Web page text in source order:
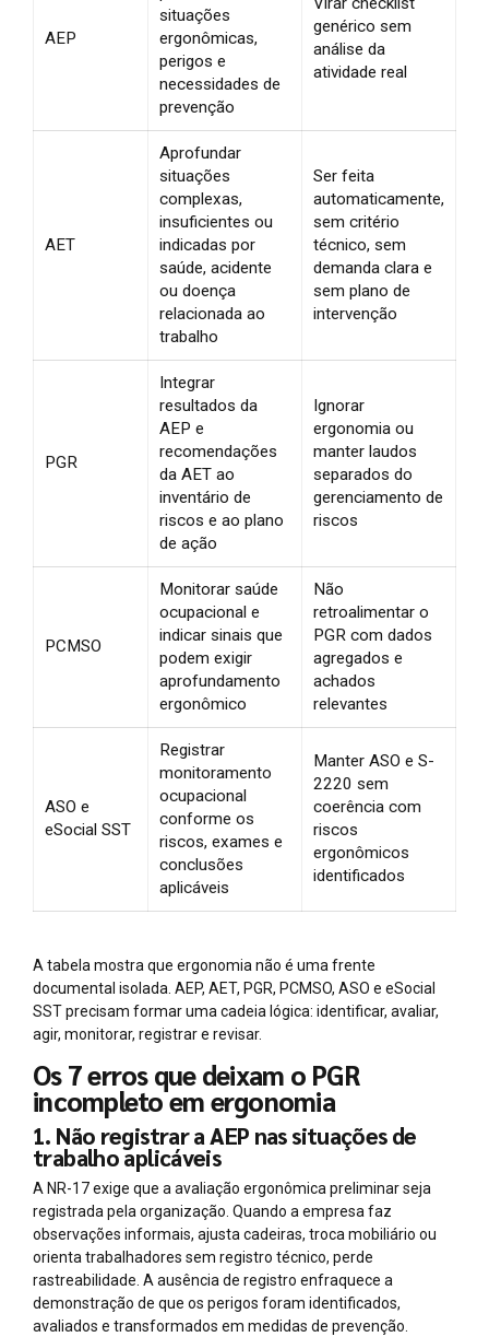
AEP
situações
ergonômicas,
perigos e
necessidades de
prevenção
genérico sem
análise da
atividade real
AET
Aprofundar
situações
complexas,
insuficientes ou
indicadas por
saúde, acidente
ou doença
relacionada ao
trabalho
Ser feita
automaticamente,
sem critério
técnico, sem
demanda clara e
sem plano de
intervenção
PGR
Integrar
resultados da
AEP e
recomendações
da AET ao
inventário de
riscos e ao plano
de ação
Ignorar
ergonomia ou
manter laudos
separados do
gerenciamento de
riscos
PCMSO
Monitorar saúde
ocupacional e
indicar sinais que
podem exigir
aprofundamento
ergonômico
Não
retroalimentar o
PGR com dados
agregados e
achados
relevantes
ASO e
eSocial SST
Registrar
monitoramento
ocupacional
conforme os
riscos, exames e
conclusões
aplicáveis
Manter ASO e S-
2220 sem
coerência com
riscos
ergonômicos
identificados
A tabela mostra que ergonomia não é uma frente
documental isolada. AEP, AET, PGR, PCMSO, ASO e eSocial
SST precisam formar uma cadeia lógica: identificar, avaliar,
agir, monitorar, registrar e revisar.
Os 7 erros que deixam o PGR
incompleto em ergonomia
1. Não registrar a AEP nas situações de
trabalho aplicáveis
A NR-17 exige que a avaliação ergonômica preliminar seja
registrada pela organização. Quando a empresa faz
observações informais, ajusta cadeiras, troca mobiliário ou
orienta trabalhadores sem registro técnico, perde
rastreabilidade. A ausência de registro enfraquece a
demonstração de que os perigos foram identificados,
avaliados e transformados em medidas de prevenção.